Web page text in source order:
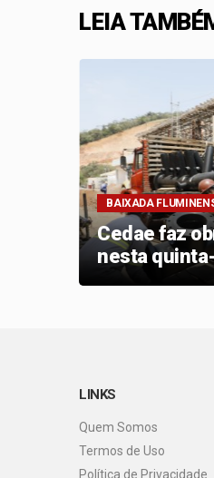
LEIA
BAIXADA
Cedae faz
nesta
LINKS
Quem Somos
Termos de Uso
Política de Privacidade